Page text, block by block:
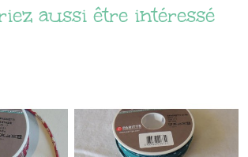
aussi être intéressé